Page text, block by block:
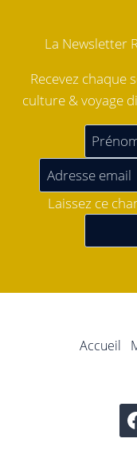
La Newsletter
Recevez chaque
culture & voyage
Laissez ce
Accueil